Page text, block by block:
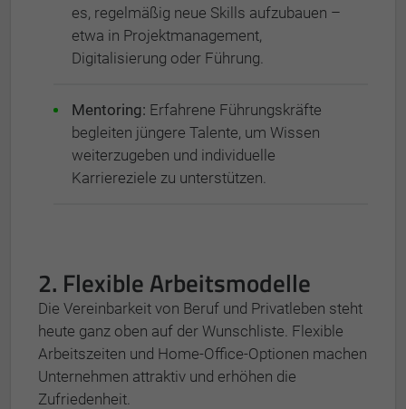
es, regelmäßig neue Skills aufzubauen –
etwa in Projektmanagement,
Digitalisierung oder Führung.
Mentoring: Erfahrene Führungskräfte
begleiten jüngere Talente, um Wissen
weiterzugeben und individuelle
Karriereziele zu unterstützen.
2. Flexible Arbeitsmodelle
Die Vereinbarkeit von Beruf und Privatleben steht
heute ganz oben auf der Wunschliste. Flexible
Arbeitszeiten und Home-Office-Optionen machen
Unternehmen attraktiv und erhöhen die
Zufriedenheit.